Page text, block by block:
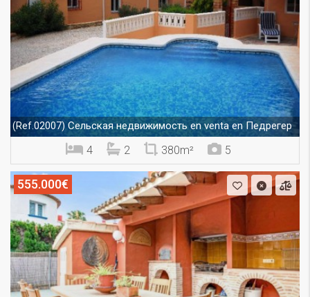
(Ref.02007) Сельская недвижимость en venta en Педрегер
4 2 380m² 5
555.000€